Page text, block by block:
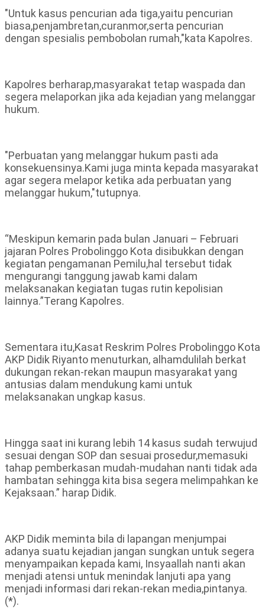
"Untuk kasus pencurian ada tiga,yaitu pencurian
biasa,penjambretan,curanmor,serta pencurian
dengan spesialis pembobolan rumah,"kata Kapolres.
Kapolres berharap,masyarakat tetap waspada dan
segera melaporkan jika ada kejadian yang melanggar
hukum.
"Perbuatan yang melanggar hukum pasti ada
konsekuensinya.Kami juga minta kepada masyarakat
agar segera melapor ketika ada perbuatan yang
melanggar hukum,"tutupnya.
“Meskipun kemarin pada bulan Januari – Februari
jajaran Polres Probolinggo Kota disibukkan dengan
kegiatan pengamanan Pemilu,hal tersebut tidak
mengurangi tanggung jawab kami dalam
melaksanakan kegiatan tugas rutin kepolisian
lainnya.”Terang Kapolres.
Sementara itu,Kasat Reskrim Polres Probolinggo Kota
AKP Didik Riyanto menuturkan, alhamdulilah berkat
dukungan rekan-rekan maupun masyarakat yang
antusias dalam mendukung kami untuk
melaksanakan ungkap kasus.
Hingga saat ini kurang lebih 14 kasus sudah terwujud
sesuai dengan SOP dan sesuai prosedur,memasuki
tahap pemberkasan mudah-mudahan nanti tidak ada
hambatan sehingga kita bisa segera melimpahkan ke
Kejaksaan.” harap Didik.
AKP Didik meminta bila di lapangan menjumpai
adanya suatu kejadian jangan sungkan untuk segera
menyampaikan kepada kami, Insyaallah nanti akan
menjadi atensi untuk menindak lanjuti apa yang
menjadi informasi dari rekan-rekan media,pintanya.
(*).